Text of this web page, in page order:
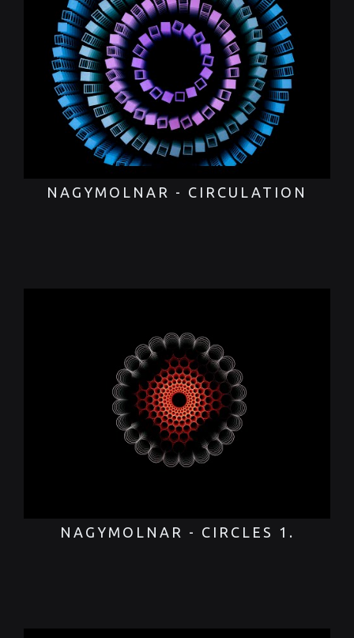
NAGYMOLNAR - CIRCULATION
NAGYMOLNAR - CIRCLES 1.